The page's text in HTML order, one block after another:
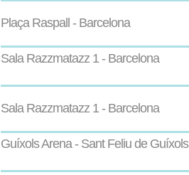
Plaça Raspall - Barcelona
Sala Razzmatazz 1 - Barcelona
Sala Razzmatazz 1 - Barcelona
Guíxols Arena - Sant Feliu de Guíxols